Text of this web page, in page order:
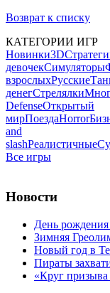
Возврат к списку
КАТЕГОРИИ ИГР
Новинки3D
девочекСимуляторы
взрослыхРусские
денегСтрелялки
DefenseОткрытый
мирПоездаHorror
and
slashРеалистичные
Все игры
Новости
День
Зимняя
Новый год в
Пираты
«Круг